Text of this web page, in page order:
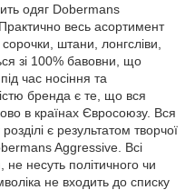
одяг Dobermans
весь асортимент
штани, лонгсліви,
зі 100% бавовни, що
час носіння та
бренда є те, що вся
в країнах Євросоюзу. Вся
є результатом творчої
Aggressive. Всі
несуть політичного чи
не входить до списку